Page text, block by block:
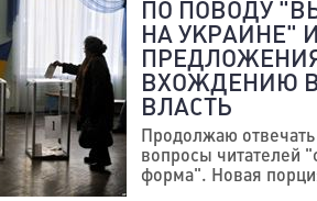
ПО ПОВОДУ
НА УКРАИНЕ"
ВХОЖДЕНИЮ
ВЛАСТЬ
Продолжаю отвечать
вопросы читателей
форма". Новая